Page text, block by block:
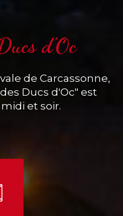
d'Oc
de Carcassonne,
Ducs d'Oc" est
et soir.